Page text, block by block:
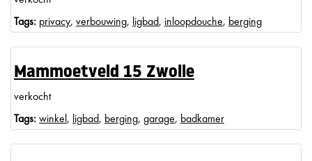
Tags: privacy, verbouwing, ligbad, inloopdouche, berging
Mammoetveld 15 Zwolle
verkocht
Tags:winkel, ligbad, berging, garage, badkamer